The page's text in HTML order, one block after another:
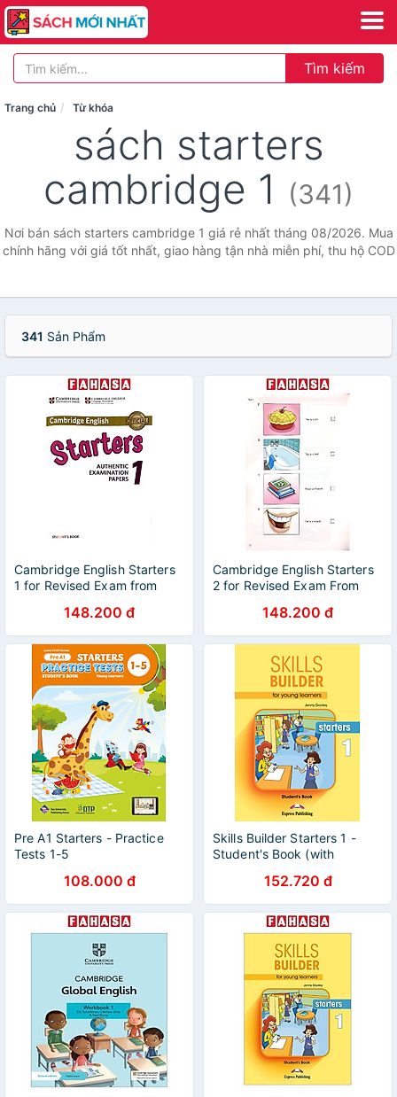
Tìm kiếm
Trang chủ Từ khóa
sách starters
cambridge 1
(341)
Nơi bán sách starters cambridge 1 giá rẻ nhất tháng 08/2026. Mua
chính hãng với giá tốt nhất, giao hàng tận nhà miễn phí, thu hộ COD
341 Sản Phẩm
Cambridge English Starters
1 for Revised Exam from
148.200 đ
Cambridge English Starters
2 for Revised Exam From
148.200 đ
Pre A1 Starters - Practice
Tests 1-5
108.000 đ
Skills Builder Starters 1 -
Student's Book (with
152.720 đ